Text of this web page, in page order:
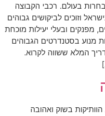
בעולם. רכבי הקבוצה
וזוכים לביקושים גבוהים
מפנקים ובעלי יעילות מוכחת
מנוע בסטנדרטים הגבוהים
המלא ששווה לקרוא.
בשוק ואהובה